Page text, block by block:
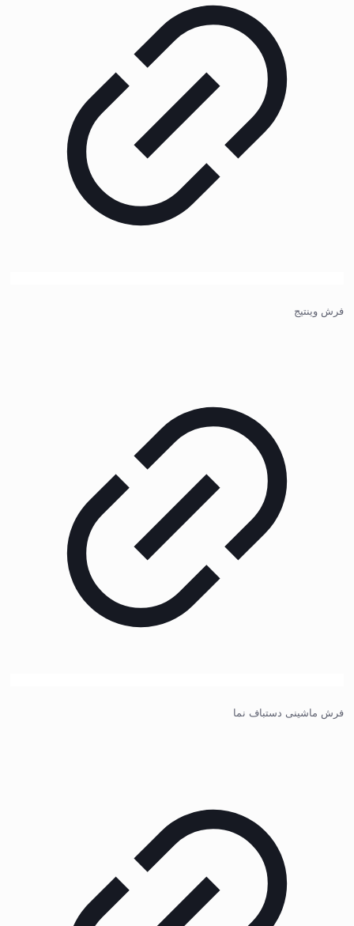
فرش وینتیج
فرش ماشینی دستباف نما